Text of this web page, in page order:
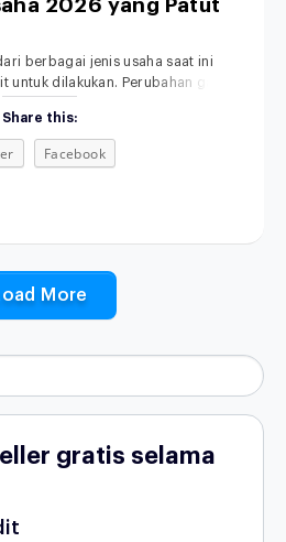
2026 yang Patut
berbagai jenis usaha saat ini
untuk dilakukan. Perubahan gaya
pun punya kesempatan untuk
skala kecil sekalipun.
peluang usaha tidak hanya
Share this:
Facebook
More
gratis selama